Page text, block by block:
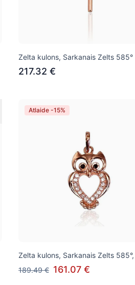
Zelta kulons, Sarkanais Zelts 585°
217.32 €
Atlaide -15%
Zelta kulons, Sarkanais Zelts
189.49 € 161.07 €